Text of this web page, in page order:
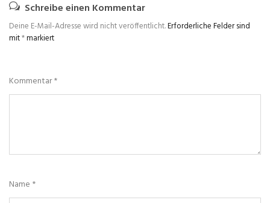
Schreibe einen Kommentar
Deine E-Mail-Adresse wird nicht veröffentlicht.Erforderliche Felder sind
mit*markiert
Kommentar*
Name *